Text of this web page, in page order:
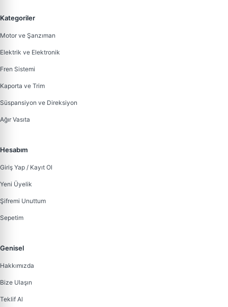
Kategoriler
Motor ve Şanzıman
Elektrik ve Elektronik
Fren Sistemi
Kaporta ve Trim
Süspansiyon ve Direksiyon
Ağır Vasıta
Hesabım
Giriş Yap / Kayıt Ol
Yeni Üyelik
Şifremi Unuttum
Sepetim
Genisel
Hakkımızda
Bize Ulaşın
Teklif Al